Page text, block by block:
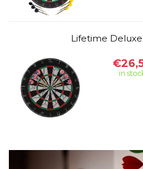
Lifetime
in